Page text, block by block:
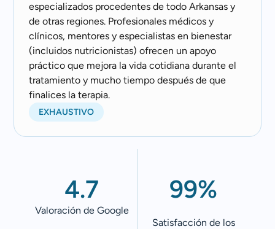
especializados procedentes de todo Arkansas y
de otras regiones. Profesionales médicos y
clínicos, mentores y especialistas en bienestar
(incluidos nutricionistas) ofrecen un apoyo
práctico que mejora la vida cotidiana durante el
tratamiento y mucho tiempo después de que
finalices la terapia.
EXHAUSTIVO
4.7
Valoración de Google
99%
Satisfacción de los